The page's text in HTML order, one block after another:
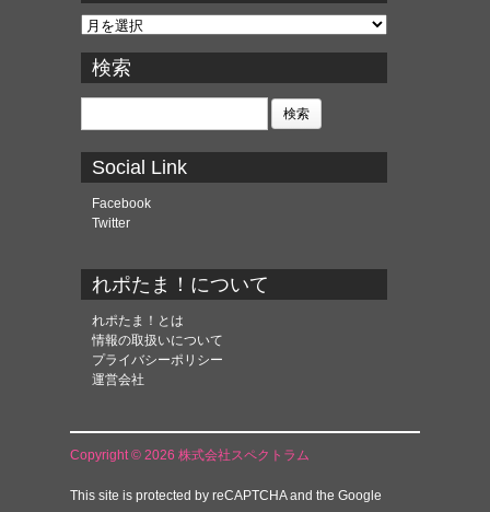
ア
カ
イ
ブ
検索
検
Social Link
Facebook
Twitter
れポたま！について
れポたま！とは
情報の取扱いについて
プライバシーポリシー
運営会社
Copyright © 2026 株式会社スペクトラム
This site is protected by reCAPTCHA and the Google